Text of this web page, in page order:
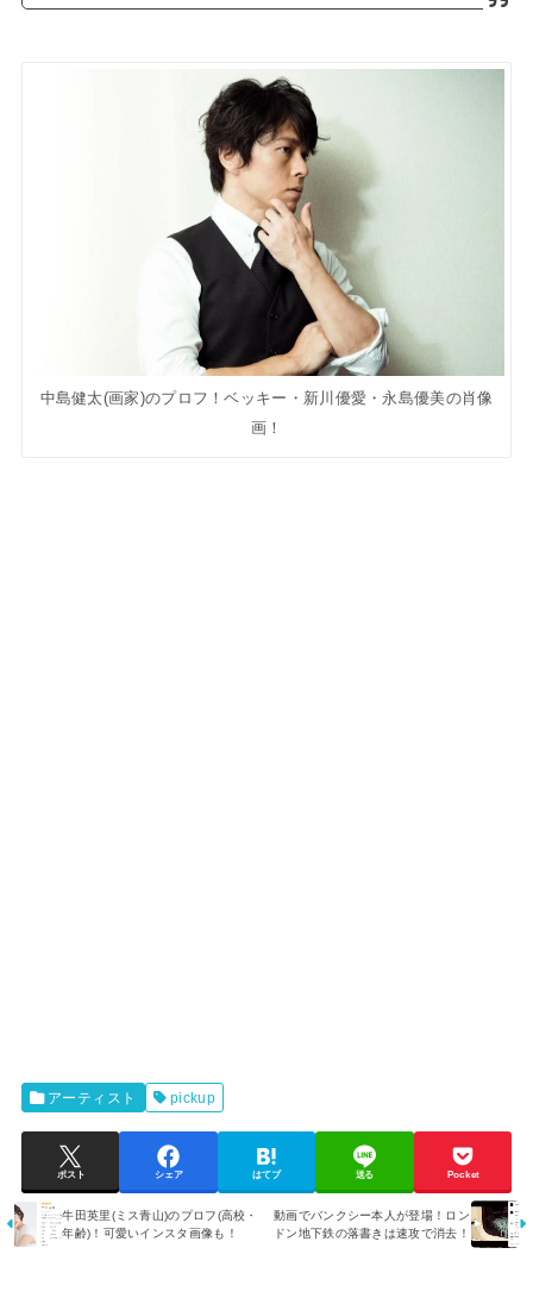
中島健太(画家)のプロフ！ベッキー・新川優愛・永島優美の肖像
画！
アーティスト pickup
ポスト シェア はてブ 送る Pocket
牛田英里(ミス青山)のプロフ(高校・
年齢)！可愛いインスタ画像も！
動画でバンクシー本人が登場！ロン
ドン地下鉄の落書きは速攻で消去！